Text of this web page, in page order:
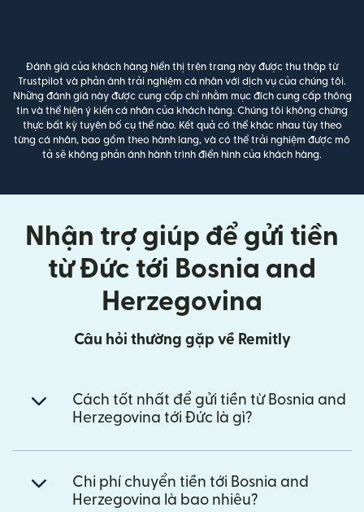
Đánh giá của khách hàng hiển thị trên trang này được thu thập từ
Trustpilot và phản ánh trải nghiệm cá nhân với dịch vụ của chúng tôi.
Những đánh giá này được cung cấp chỉ nhằm mục đích cung cấp thông
tin và thể hiện ý kiến cá nhân của khách hàng. Chúng tôi không chứng
thực bất kỳ tuyên bố cụ thể nào. Kết quả có thể khác nhau tùy theo
từng cá nhân, bao gồm theo hành lang, và có thể trải nghiệm được mô
tả sẽ không phản ánh hành trình điển hình của khách hàng.
Nhận trợ giúp để gửi tiền
từ Đức tới Bosnia and
Herzegovina
Câu hỏi thường gặp về Remitly
Cách tốt nhất để gửi tiền từ Bosnia and
Herzegovina tới Đức là gì?
Chi phí chuyển tiền tới Bosnia and
Herzegovina là bao nhiêu?